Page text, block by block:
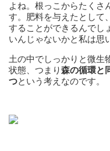
よね。根っこからたくさ
す。肥料を与えたとして
することができるんでし
いんじゃないかと私は思
土の中でしっかりと微生
状態、つまり森の循環と
つという考えなのです。